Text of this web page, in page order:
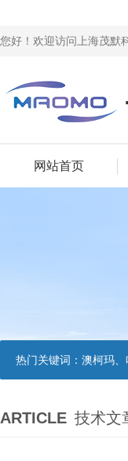
您好！欢迎访问上海茂默
网站首页
热门关键词： 澳柯玛
ARTICLE 技术文